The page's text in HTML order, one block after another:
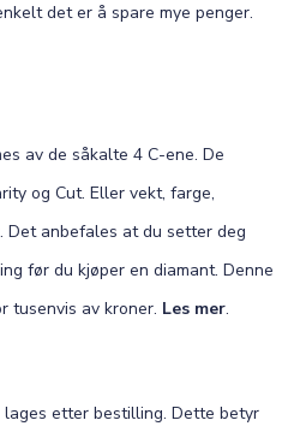
det er å spare mye penger.
av de såkalte 4 C-ene. De
og Cut. Eller vekt, farge,
Det anbefales at du setter deg
før du kjøper en diamant. Denne
tusenvis av kroner. Les mer.
etter bestilling. Dette betyr